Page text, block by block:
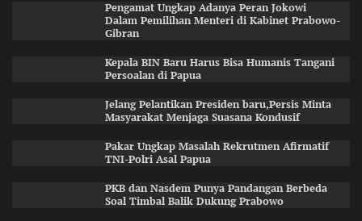
Pengamat Ungkap Adanya Peran Jokowi
Dalam Pemilihan Menteri di Kabinet Prabowo-
Gibran
Kepala BIN Baru Harus Bisa Humanis Tangani
Persoalan di Papua
Jelang Pelantikan Presiden baru,Persis Minta
Masyarakat Menjaga Suasana Kondusif
Pakar Ungkap Masalah Rekrutmen Afirmatif
TNI-Polri Asal Papua
PKB dan Nasdem Punya Pandangan Berbeda
Soal Timbal Balik Dukung Prabowo